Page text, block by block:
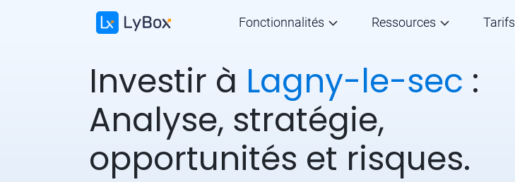
Fonctionnalités Ressources Tarifs
Investir à Lagny-le-sec :
Analyse, stratégie,
opportunités et risques.